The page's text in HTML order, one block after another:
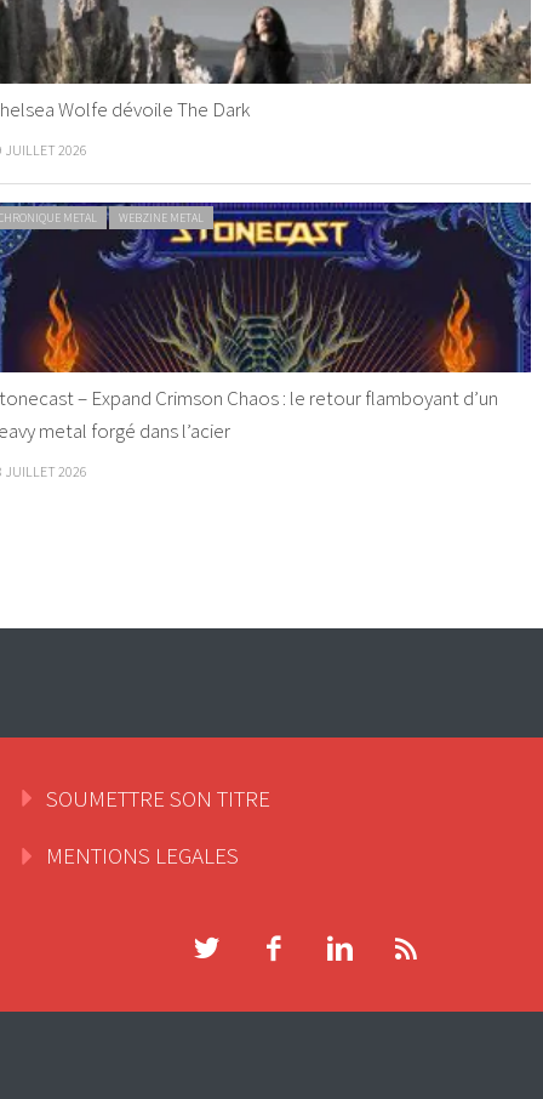
Wolfe dévoile The Dark
JUILLET 2026
METAL WEBZINE METAL
– Expand Crimson Chaos : le retour flamboyant d’un
metal forgé dans l’acier
JUILLET 2026
SOUMETTRE SON TITRE
MENTIONS LEGALES